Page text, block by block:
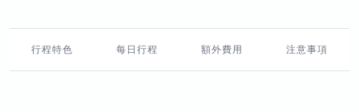
行程特色 每日行程 額外費用 注意事項